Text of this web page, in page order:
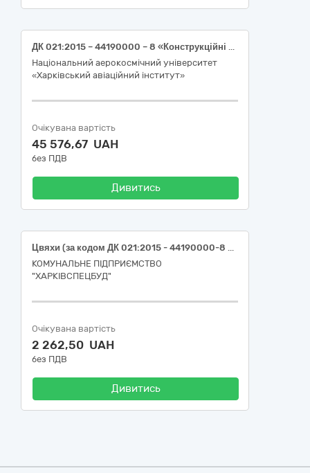
ДК 021:2015 – 44190000 – 8 «Конструкційні матеріали різні» (ДСП ламінована)
Національний аерокосмічний університет
«Харківський авіаційний інститут»
Очікувана вартість
45 576,67 UAH
без ПДВ
Дивитись
Цвяхи (за кодом ДК 021:2015 - 44190000-8 — Конструкційні матеріали різні)
КОМУНАЛЬНЕ ПІДПРИЄМСТВО
"ХАРКІВСПЕЦБУД"
Очікувана вартість
2 262,50 UAH
без ПДВ
Дивитись